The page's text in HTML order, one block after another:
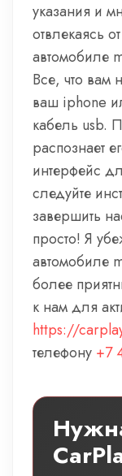
указания и
отвлекаясь
автомобиле
Все, что вам
ваш iphone
кабель usb.
распознает
интерфейс
следуйте
завершить
просто! Я
автомобиле
более
к нам для
https://
телефону +7